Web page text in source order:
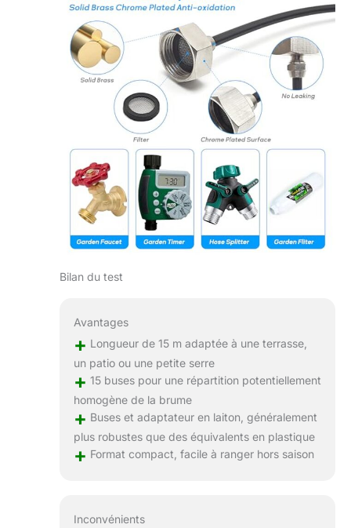
Bilan du test
Avantages
+ Longueur de 15 m adaptée à une terrasse,
un patio ou une petite serre
+ 15 buses pour une répartition potentiellement
homogène de la brume
+ Buses et adaptateur en laiton, généralement
plus robustes que des équivalents en plastique
+ Format compact, facile à ranger hors saison
Inconvénients